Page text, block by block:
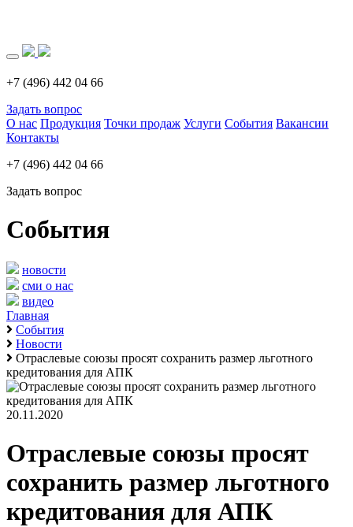
+7 (496) 442 04 66
Задать вопрос
О нас Продукция Точки продаж Услуги События Вакансии
Контакты
+7 (496) 442 04 66
Задать вопрос
События
новости
сми о нас
видео
Главная
События
Новости
Отраслевые союзы просят сохранить размер льготного
кредитования для АПК
20.11.2020
Отраслевые союзы просят
сохранить размер льготного
кредитования для АПК